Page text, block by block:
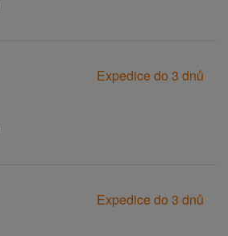
Expedice do 3 dnů
Expedice do 3 dnů